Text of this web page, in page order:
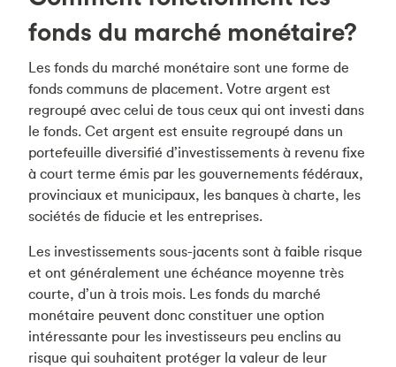
fonds du marché monétaire?
Les fonds du marché monétaire sont une forme de
fonds communs de placement. Votre argent est
regroupé avec celui de tous ceux qui ont investi dans
le fonds. Cet argent est ensuite regroupé dans un
portefeuille diversifié d’investissements à revenu fixe
à court terme émis par les gouvernements fédéraux,
provinciaux et municipaux, les banques à charte, les
sociétés de fiducie et les entreprises.
Les investissements sous-jacents sont à faible risque
et ont généralement une échéance moyenne très
courte, d’un à trois mois. Les fonds du marché
monétaire peuvent donc constituer une option
intéressante pour les investisseurs peu enclins au
risque qui souhaitent protéger la valeur de leur